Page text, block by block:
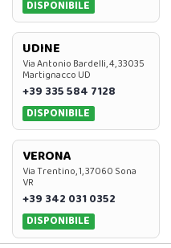
DISPONIBILE
UDINE
Via Antonio Bardelli, 4, 33035
Martignacco UD
+39 335 584 7128
DISPONIBILE
VERONA
Via Trentino, 1, 37060 Sona
VR
+39 342 031 0352
DISPONIBILE